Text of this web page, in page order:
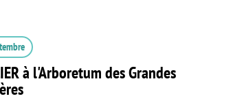
à l'Arboretum des Grandes